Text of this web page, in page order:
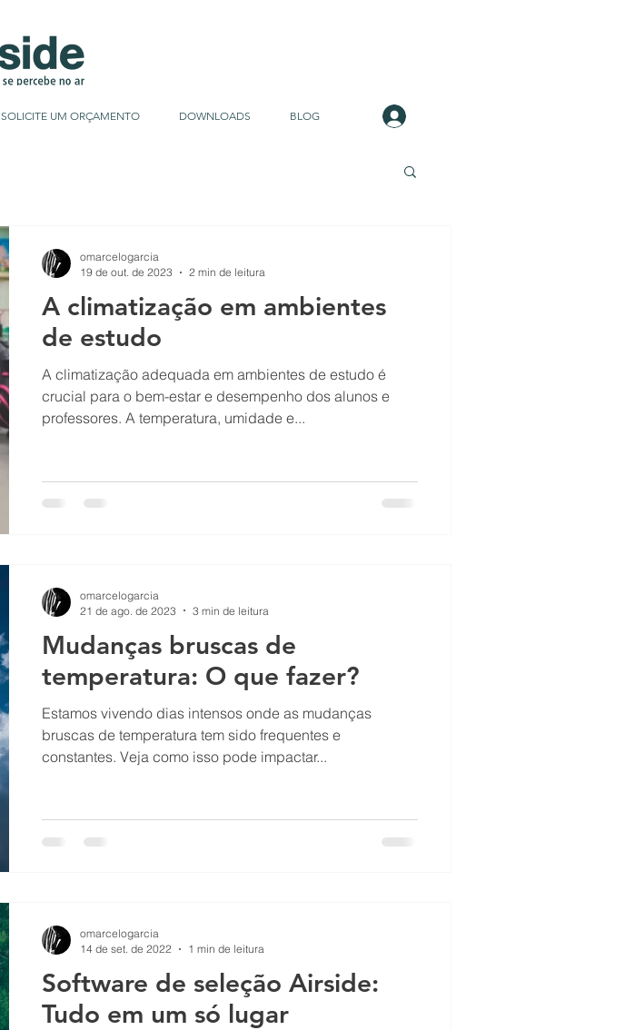
SOLICITE UM ORÇAMENTO DOWNLOADS BLOG
A climatização em ambientes
de estudo
A climatização adequada em ambientes de estudo é
crucial para o bem-estar e desempenho dos alunos e
professores. A temperatura, umidade e...
omarcelogarcia
19 de out. de 2023
2 min de leitura
Mudanças bruscas de
temperatura: O que fazer?
Estamos vivendo dias intensos onde as mudanças
bruscas de temperatura tem sido frequentes e
constantes. Veja como isso pode impactar...
omarcelogarcia
21 de ago. de 2023
3 min de leitura
Software de seleção Airside:
Tudo em um só lugar
omarcelogarcia
14 de set. de 2022
1 min de leitura